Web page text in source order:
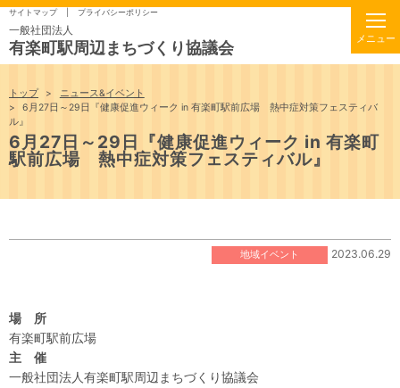
サイトマップ プライバシーポリシー
一般社団法人
有楽町駅周辺まちづくり協議会
トップ
ニュース&イベント
6月27日～29日『健康促進ウィーク in 有楽町駅前広場 熱中症対策フェスティバ
ル』
6月27日～29日『健康促進ウィーク in 有楽町
駅前広場 熱中症対策フェスティバル』
地域イベント 2023.06.29
場 所
有楽町駅前広場
主 催
一般社団法人有楽町駅周辺まちづくり協議会